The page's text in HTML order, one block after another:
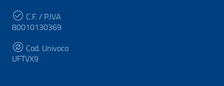
C.F. / P.IVA
80010130369
Cod. Univoco
UFTVX9